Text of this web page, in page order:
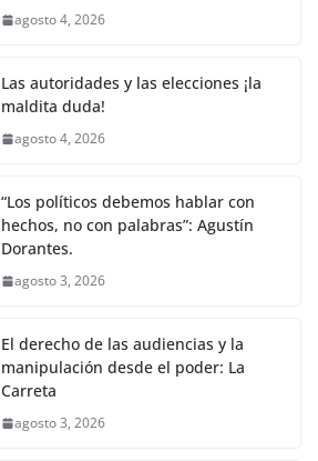
agosto 4, 2026
Las autoridades y las elecciones ¡la
maldita duda!
agosto 4, 2026
“Los políticos debemos hablar con
hechos, no con palabras”: Agustín
Dorantes.
agosto 3, 2026
El derecho de las audiencias y la
manipulación desde el poder: La
Carreta
agosto 3, 2026